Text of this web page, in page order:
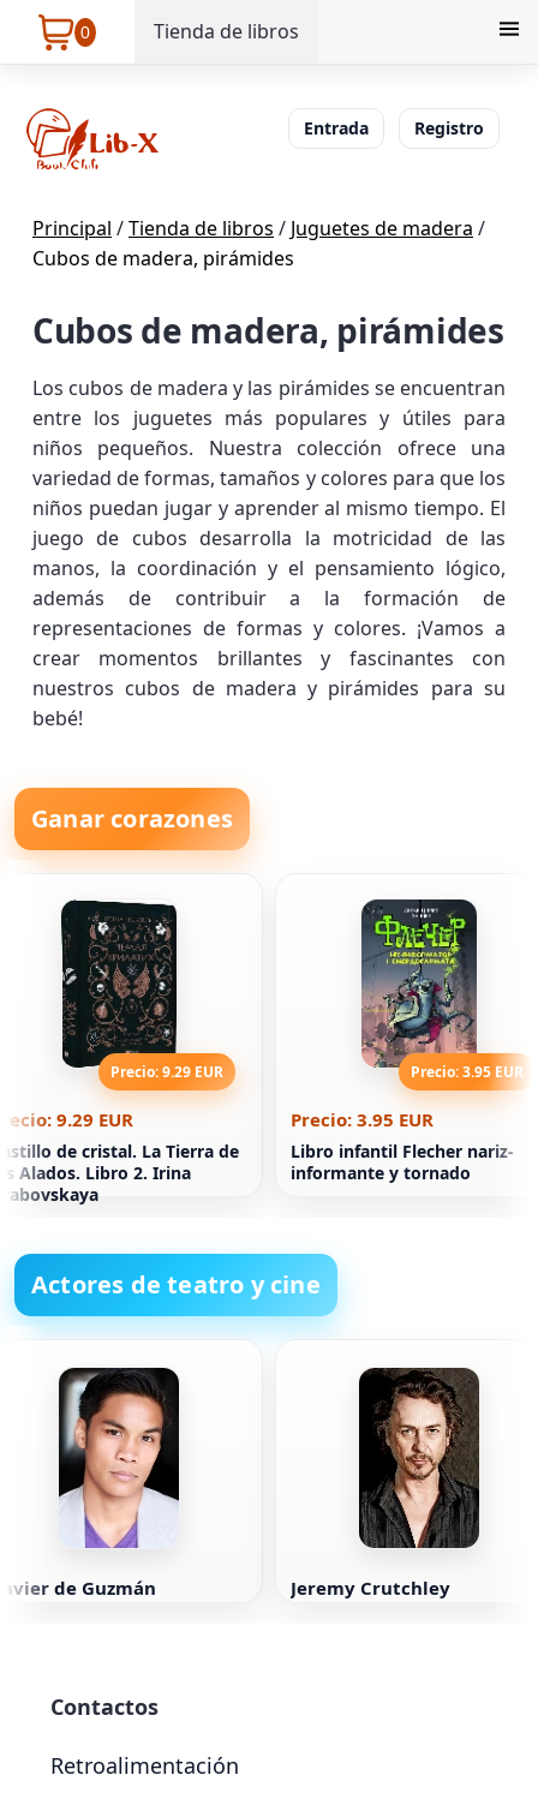
0 Tienda de libros
Entrada Registro
Principal /Tienda de libros / Juguetes de madera /
Cubos de madera, pirámides
Cubos de madera, pirámides
Los cubos de madera y las pirámides se encuentran
entre los juguetes más populares y útiles para
niños pequeños. Nuestra colección ofrece una
variedad de formas, tamaños y colores para que los
niños puedan jugar y aprender al mismo tiempo. El
juego de cubos desarrolla la motricidad de las
manos, la coordinación y el pensamiento lógico,
además de contribuir a la formación de
representaciones de formas y colores. ¡Vamos a
crear momentos brillantes y fascinantes con
nuestros cubos de madera y pirámides para su
bebé!
Ganar corazones
Precio: 9.29 EUR
9.29 EUR
de cristal. La Tierra de
Alados. Libro 2. Irina
Precio: 3.95 EUR
Precio: 3.95 EUR
Libro infantil Flecher nariz-
informante y tornado
Actores de teatro y cine
de Guzmán Jeremy Crutchley
Contactos
Retroalimentación